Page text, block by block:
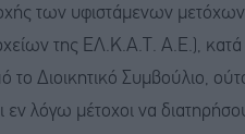
των υφιστάμενων μετόχων
της ΕΛ.Κ.Α.Τ. Α.Ε.),
το Διοικητικό Συμβούλιο,
εν λόγω μέτοχοι να